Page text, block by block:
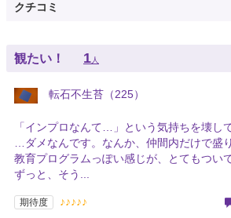
クチコミ
観たい！ 1人
転石不生苔（225）
「インプロなんて…」という気持ちを壊し
…ダメなんです。なんか、仲間内だけで盛
教育プログラムっぽい感じが、とてもつい
ずっと、そう...
期待度 ♪♪♪♪♪